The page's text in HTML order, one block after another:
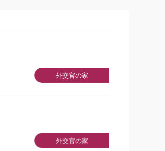
外交官の家
外交官の家